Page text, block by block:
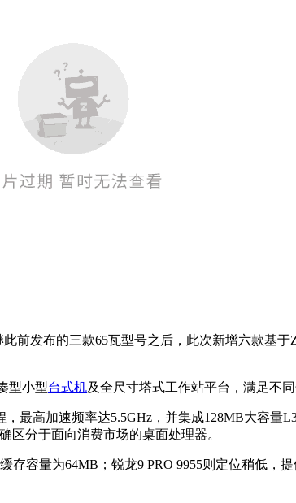
前发布的三款65瓦型号之后，此次新增六款基
型小型台式机及全尺寸塔式工作站平台，满足不
最高加速频率达5.5GHz，并集成128MB大容量
区分于面向消费市场的桌面处理器。
容量为64MB；锐龙9 PRO 9955则定位稍低，